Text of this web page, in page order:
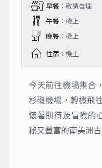
早餐：敬請自理
午餐：機上
晚餐：機上
住宿 ：機上
今天前往機場集合
杉磯機場，轉機飛
懷著期待及冒險的
秘又豐富的南美洲